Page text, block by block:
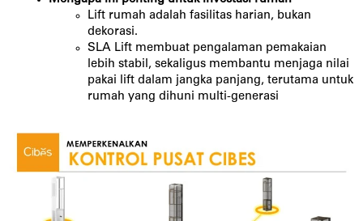
Lift rumah adalah fasilitas harian, bukan
dekorasi.
SLA Lift membuat pengalaman pemakaian
lebih stabil, sekaligus membantu menjaga nilai
pakai lift dalam jangka panjang, terutama untuk
rumah yang dihuni multi-generasi